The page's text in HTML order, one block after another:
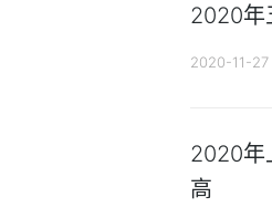
2020年
2020-11-27
2020年
高